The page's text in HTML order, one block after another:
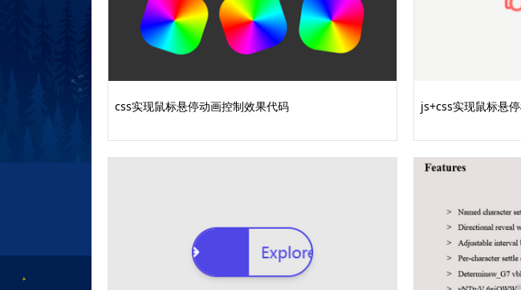
css实现鼠标悬停动画控制效果代码 js+css实现鼠标悬